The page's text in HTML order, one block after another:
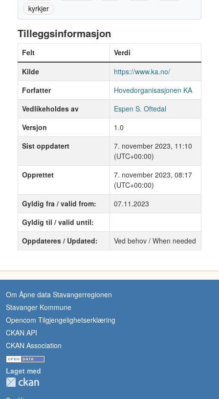
kyrkjer
Tilleggsinformasjon
Felt
Verdi
Kilde
https://www.ka.no/
Forfatter
Hovedorganisasjonen KA
Vedlikeholdes av
Espen S. Oftedal
Versjon
1.0
Sist oppdatert
7. november 2023, 11:10
(UTC+00:00)
Opprettet
7. november 2023, 08:17
(UTC+00:00)
Gyldig fra / valid from:
07.11.2023
Gyldig til / valid until:
Oppdateres / Updated:
Ved behov / When needed
Om Åpne data Stavangerregionen
Stavanger Kommune
Opencom Tilgjengelighetserklæring
CKAN API
CKAN Association
Laget med